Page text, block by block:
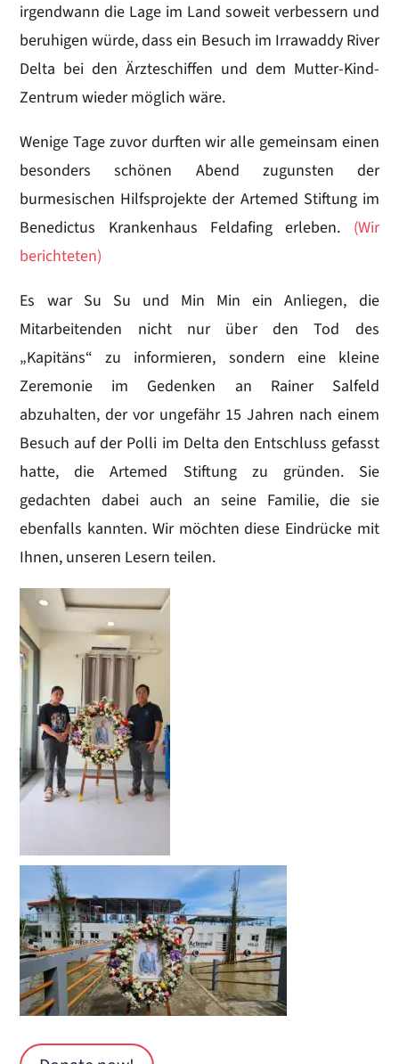
irgendwann die Lage im Land soweit verbessern und
beruhigen würde, dass ein Besuch im Irrawaddy River
Delta bei den Ärzteschiffen und dem Mutter-Kind-
Zentrum wieder möglich wäre.
Wenige Tage zuvor durften wir alle gemeinsam einen
besonders schönen Abend zugunsten der
burmesischen Hilfsprojekte der Artemed Stiftung im
Benedictus Krankenhaus Feldafing erleben. (Wir
berichteten)
Es war Su Su und Min Min ein Anliegen, die
Mitarbeitenden nicht nur über den Tod des
„Kapitäns“ zu informieren, sondern eine kleine
Zeremonie im Gedenken an Rainer Salfeld
abzuhalten, der vor ungefähr 15 Jahren nach einem
Besuch auf der Polli im Delta den Entschluss gefasst
hatte, die Artemed Stiftung zu gründen. Sie
gedachten dabei auch an seine Familie, die sie
ebenfalls kannten. Wir möchten diese Eindrücke mit
Ihnen, unseren Lesern teilen.